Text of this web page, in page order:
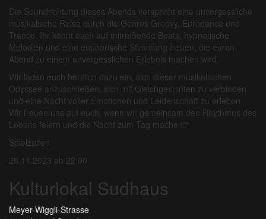
Die Soundrichtung dieses Abends verspricht eine unvergessliche
musikalische Reise durch die Genres Groovy, Eurodance und
Trance. Ihr könnt euch auf mitreißende Beats, hypnotische
Melodien und eine euphorische Stimmung freuen, die euren
Abend zu einem unvergesslichen Erlebnis machen wird.
Wir laden euch herzlich dazu ein, sich dieser musikalischen
Odyssee anzuschließen, sich mit Gleichgesinnten zu verbinden
und eine Nacht voller Emotionen und Leidenschaft zu erleben.
Wir freuen uns auf euch, wenn wir gemeinsam den Rhythmus des
Lebens feiern und die Nacht zum Tag machen!“
Spielzeiten
25.11.2023 ab 22:00
Kulturlokal Sudhaus
Meyer-Wiggli-Strasse